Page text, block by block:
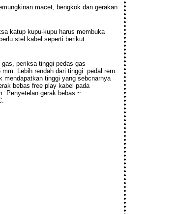
macet, bengkok dan gerakan
katup kupu-kupu harus membuka
stel kabel seperti berikut.
periksa tinggi pedas gas
Lebih rendah dari tinggi pedal rem.
mendapatkan tinggi yang sebcnarnya
bebas free play kabel pada
Penyetelan gerak bebas ~